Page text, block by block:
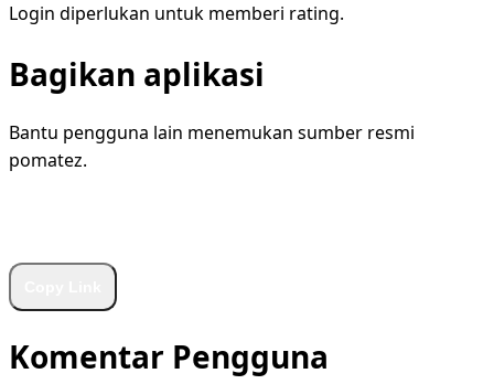
Login diperlukan untuk memberi rating.
Bagikan aplikasi
Bantu pengguna lain menemukan sumber resmi
pomatez.
Komentar Pengguna